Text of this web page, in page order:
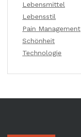
Lebensmittel
Lebensstil
Pain Management
Schönheit
Technologie